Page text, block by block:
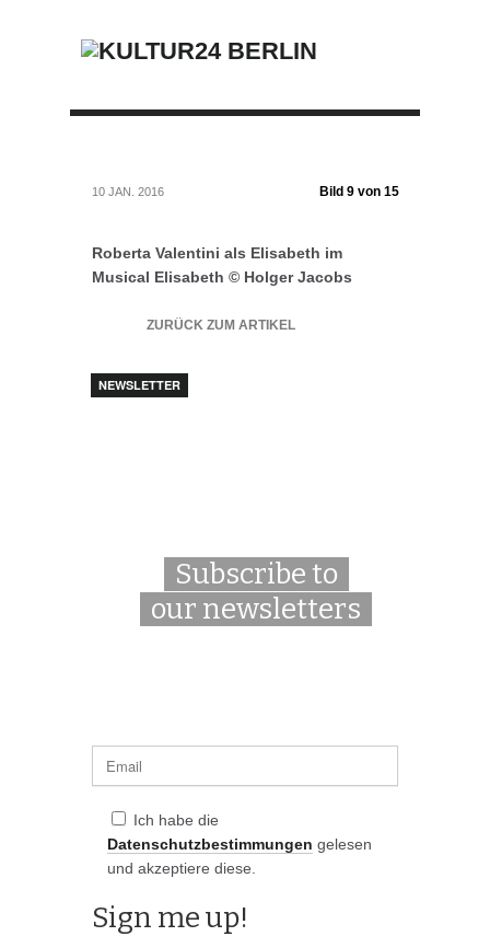
10 JAN. 2016 Bild 9 von 15
Roberta Valentini als Elisabeth im
Musical Elisabeth © Holger Jacobs
ZURÜCK ZUM ARTIKEL
NEWSLETTER
Subscribe to
our newsletters
Ich habe die
Datenschutzbestimmungen gelesen
und akzeptiere diese.